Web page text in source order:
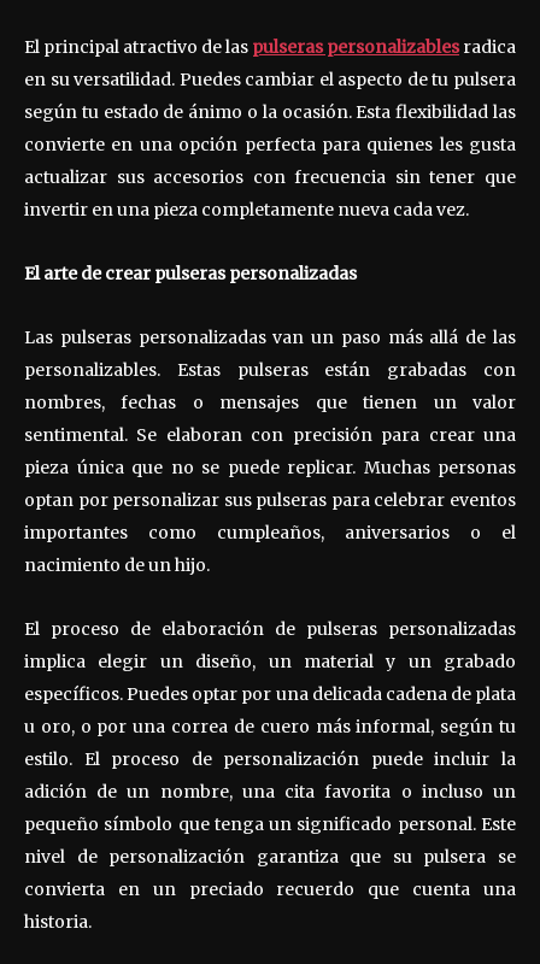
El principal atractivo de las pulseras personalizablesradica
en su versatilidad. Puedes cambiar el aspecto de tu pulsera
según tu estado de ánimo o la ocasión. Esta flexibilidad las
convierte en una opción perfecta para quienes les gusta
actualizar sus accesorios con frecuencia sin tener que
invertir en una pieza completamente nueva cada vez.
El arte de crear pulseras personalizadas
Las pulseras personalizadas van un paso más allá de las
personalizables. Estas pulseras están grabadas con
nombres, fechas o mensajes que tienen un valor
sentimental. Se elaboran con precisión para crear una
pieza única que no se puede replicar. Muchas personas
optan por personalizar sus pulseras para celebrar eventos
importantes como cumpleaños, aniversarios o el
nacimiento de un hijo.
El proceso de elaboración de pulseras personalizadas
implica elegir un diseño, un material y un grabado
específicos. Puedes optar por una delicada cadena de plata
u oro, o por una correa de cuero más informal, según tu
estilo. El proceso de personalización puede incluir la
adición de un nombre, una cita favorita o incluso un
pequeño símbolo que tenga un significado personal. Este
nivel de personalización garantiza que su pulsera se
convierta en un preciado recuerdo que cuenta una
historia.